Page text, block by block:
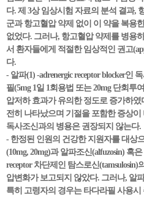
다. 제 3상 임상시험 자료의 분석 결과,
군과 항고혈압 약제 없이 이 약을 복용
없었다. 그러나, 항고혈압 약제를 병용
서 환자들에게 적절한 임상적인 권고
다.
- 알파(1) -adrenergic receptor blocker인
필(5mg 1일 1회용법 또는 20mg 단회투
압저하 효과가 유의한 정도로 증가하였
전히 나타났으며 기절을 포함한 증상
독사조신과의 병용은 권장되지 않는다.
- 한정된 인원의 건강한 지원자를 대상
(10mg, 20mg)과 알파조신(alfuzosin) 혹
receptor 차단제인 탐스로신
압변화가 보고되지 않았다. 그러나, 알
특히 고령자의 경우는 타다라필 사용